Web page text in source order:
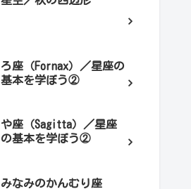
ろ座（Fornax）／星座の
基本を学ぼう②
や座（Sagitta）／星座
の基本を学ぼう②
みなみのかんむり座